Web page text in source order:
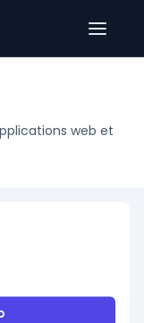
web et